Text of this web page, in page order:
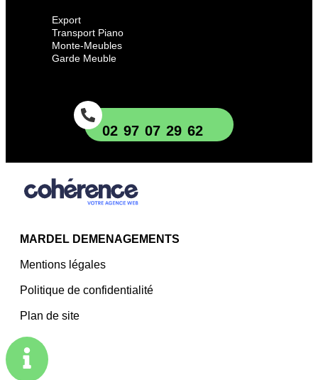
Export
Transport Piano
Monte-Meubles
Garde Meuble
02 97 07 29 62
MARDEL DEMENAGEMENTS
Mentions légales
Politique de confidentialité
Plan de site